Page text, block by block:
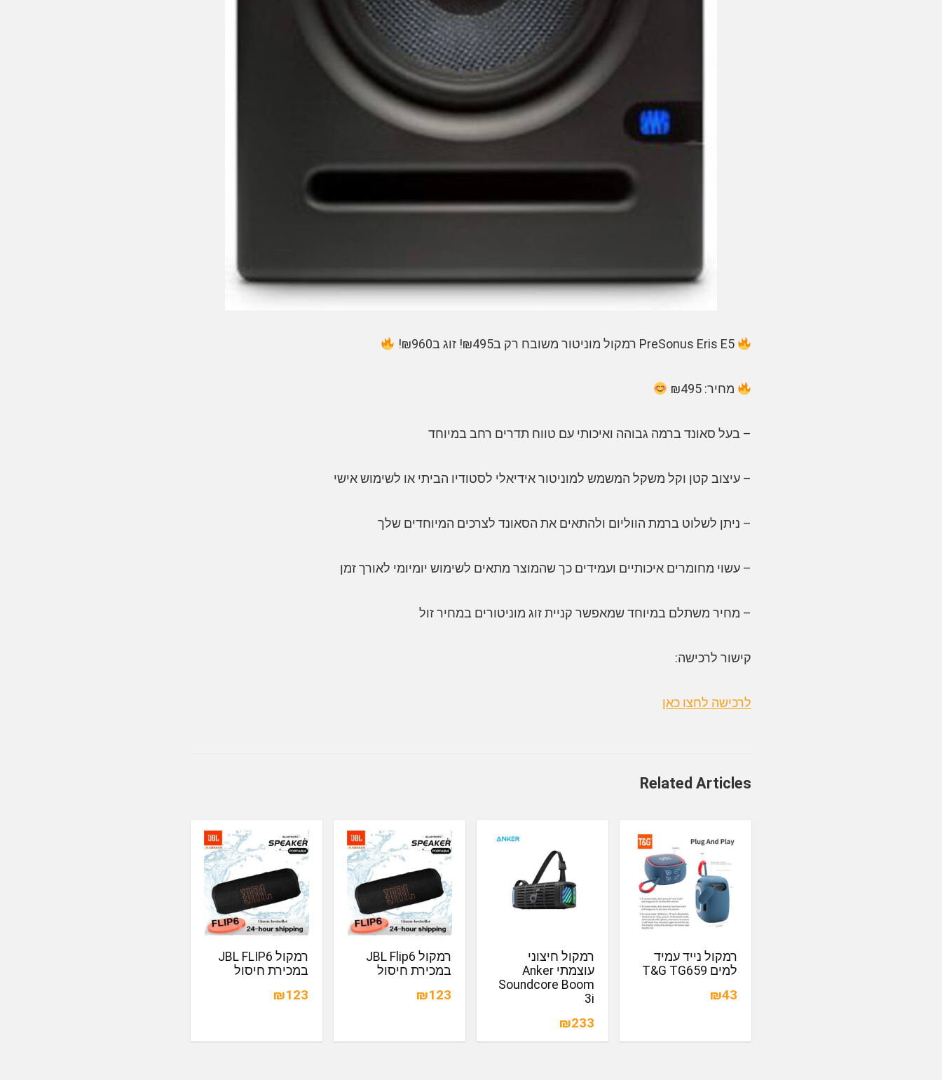
PreSonus Eris E5 רמקול מוניטור משובח רק ב₪495! זוג ב₪960!
מחיר: ₪495
– בעל סאונד ברמה גבוהה ואיכותי עם טווח תדרים רחב במיוחד
– עיצוב קטן וקל משקל המשמש למוניטור אידיאלי לסטודיו הביתי או לשימוש אישי
– ניתן לשלוט ברמת הווליום ולהתאים את הסאונד לצרכים המיוחדים שלך
– עשוי מחומרים איכותיים ועמידים כך שהמוצר מתאים לשימוש יומיומי לאורך זמן
– מחיר משתלם במיוחד שמאפשר קניית זוג מוניטורים במחיר זול
קישור לרכישה:
לרכישה לחצו כאן
Related Articles
רמקול נייד עמיד
למים T&G TG659
₪43
רמקול חיצוני
עוצמתי Anker
Soundcore Boom
3i
₪233
רמקול JBL Flip6
במכירת חיסול
₪123
רמקול JBL FLIP6
במכירת חיסול
₪123